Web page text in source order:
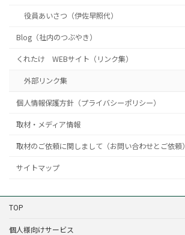
役員あいさつ（伊佐早照代）
Blog（社内のつぶやき）
くれたけ WEBサイト（リンク集）
外部リンク集
個人情報保護方針（プライバシーポリシー）
取材・メディア情報
取材のご依頼に関しまして（お問い合わせとご依頼）
サイトマップ
TOP
個人様向けサービス